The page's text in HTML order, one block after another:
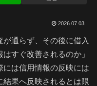
2026.07.03
通らず、その後に借入
すぐ改善されるのか」
には信用情報の反映には
果へ反映されるとは限